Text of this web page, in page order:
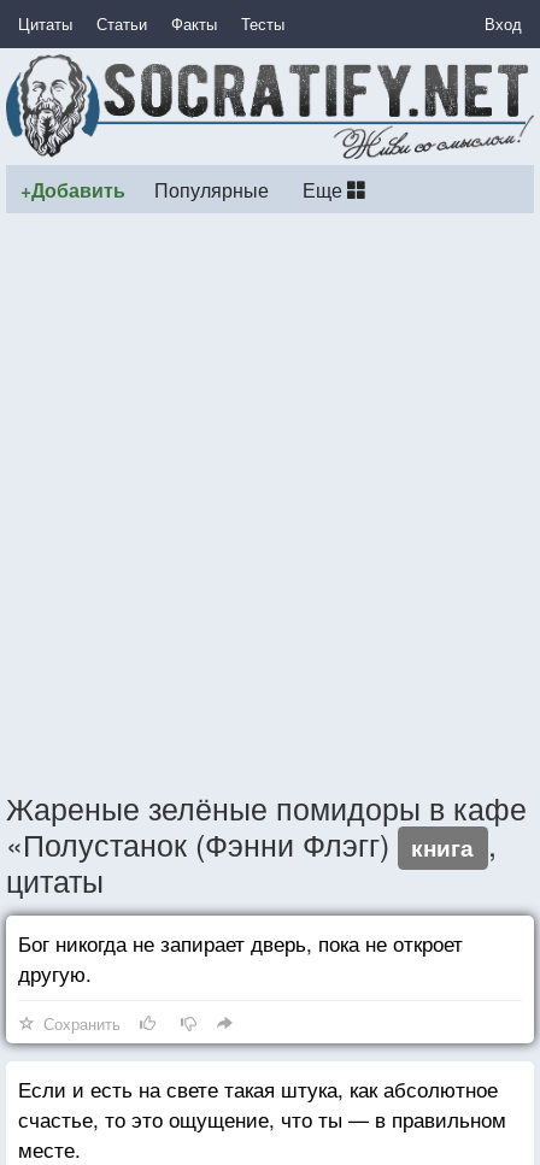
Цитаты Статьи Факты Тесты Вход
+Добавить Популярные Еще
Жареные зелёные помидоры в кафе
«Полустанок (Фэнни Флэгг)
книга ,
цитаты
Бог никогда не запирает дверь, пока не откроет
другую.
Сохранить
Если и есть на свете такая штука, как абсолютное
счастье, то это ощущение, что ты — в правильном
месте.